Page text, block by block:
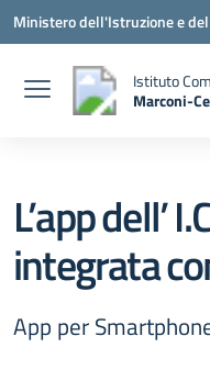
Vai ai contenuti
Vai al menu di navigazione
Vai al footer
Ministero dell'Istruzione e
Istituto
Marconi-
L’app dell’
integrata
App per